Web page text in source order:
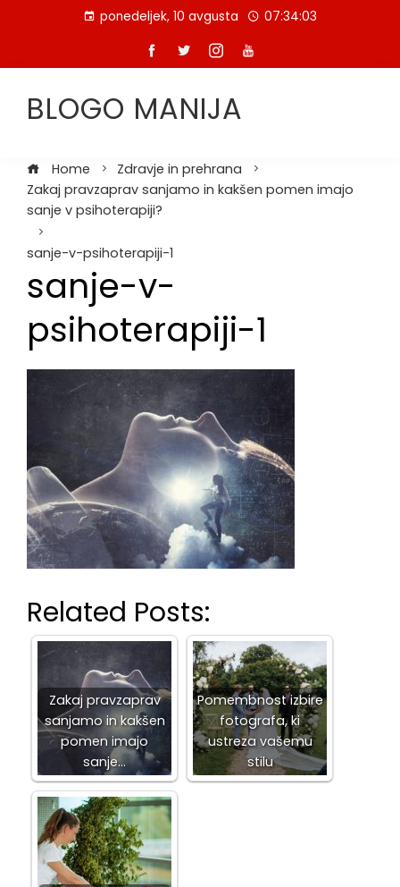
ponedeljek, 10 avgusta 07:34:04
BLOGO MANIJA
Home
Zdravje in prehrana
Zakaj pravzaprav sanjamo in kakšen pomen imajo
sanje v psihoterapiji?
sanje-v-psihoterapiji-1
sanje-v-
psihoterapiji-1
Related Posts:
Zakaj pravzaprav
sanjamo in kakšen
pomen imajo
sanje…
Pomembnost izbire
fotografa, ki
ustreza vašemu
stilu